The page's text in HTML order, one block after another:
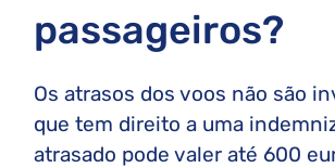
passageiros?
Os atrasos dos voos não são
que tem direito a uma
atrasado pode valer até 600